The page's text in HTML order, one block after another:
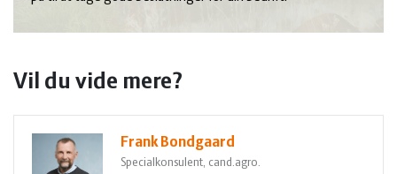
Vil du vide mere?
Frank Bondgaard
Specialkonsulent, cand.agro.